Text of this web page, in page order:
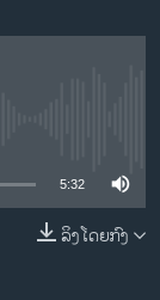
5:32
ລິງໂດຍກົງ